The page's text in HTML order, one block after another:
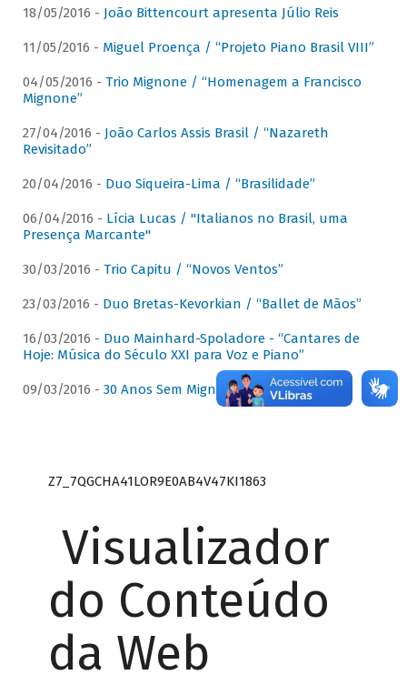
18/05/2016 - João Bittencourt apresenta Júlio Reis
11/05/2016 - Miguel Proença / “Projeto Piano Brasil VIII”
04/05/2016 - Trio Mignone / “Homenagem a Francisco
Mignone”
27/04/2016 - João Carlos Assis Brasil / “Nazareth
Revisitado”
20/04/2016 - Duo Siqueira-Lima / “Brasilidade”
06/04/2016 - Lícia Lucas / "Italianos no Brasil, uma
Presença Marcante"
30/03/2016 - Trio Capitu / “Novos Ventos”
23/03/2016 - Duo Bretas-Kevorkian / “Ballet de Mãos”
16/03/2016 - Duo Mainhard-Spoladore - “Cantares de
Hoje: Música do Século XXI para Voz e Piano”
09/03/2016 - 30 Anos Sem Mignone
Z7_7QGCHA41LOR9E0AB4V47KI1863
Visualizador
do Conteúdo
da Web